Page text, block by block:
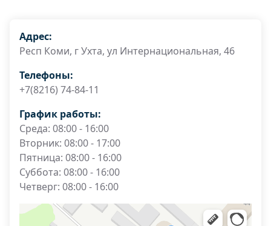
Адрес:
Респ Коми, г Ухта, ул Интернациональная, 46
Телефоны:
+7(8216) 74-84-11
График работы:
Среда: 08:00 - 16:00
Вторник: 08:00 - 17:00
Пятница: 08:00 - 16:00
Суббота: 08:00 - 16:00
Четверг: 08:00 - 16:00